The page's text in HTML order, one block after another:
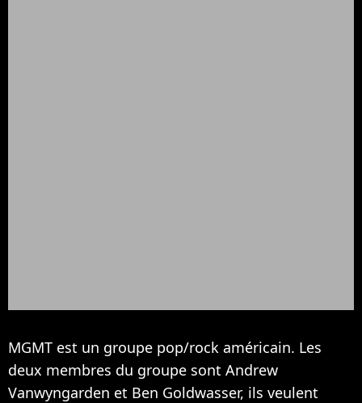
MGMT est un groupe pop/rock américain. Les
deux membres du groupe sont Andrew
Vanwyngarden et Ben Goldwasser, ils veulent